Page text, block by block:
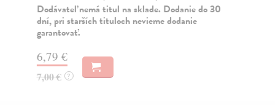
nemá titul na sklade. Dodanie do 30
tituloch nevieme dodanie 25,12 €